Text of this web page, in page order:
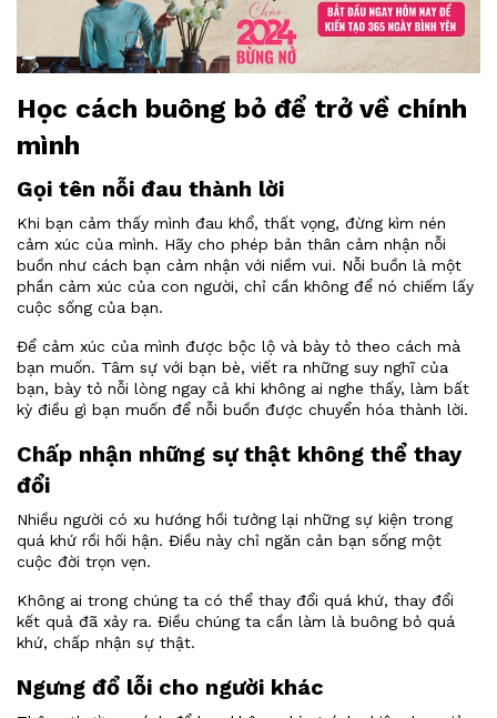
Học cách buông bỏ để trở về chính
mình
Gọi tên nỗi đau thành lời
Khi bạn cảm thấy mình đau khổ, thất vọng, đừng kìm nén
cảm xúc của mình. Hãy cho phép bản thân cảm nhận nỗi
buồn như cách bạn cảm nhận với niềm vui. Nỗi buồn là một
phần cảm xúc của con người, chỉ cần không để nó chiếm lấy
cuộc sống của bạn.
Để cảm xúc của mình được bộc lộ và bày tỏ theo cách mà
bạn muốn. Tâm sự với bạn bè, viết ra những suy nghĩ của
bạn, bày tỏ nỗi lòng ngay cả khi không ai nghe thấy, làm bất
kỳ điều gì bạn muốn để nỗi buồn được chuyển hóa thành lời.
Chấp nhận những sự thật không thể thay
đổi
Nhiều người có xu hướng hồi tưởng lại những sự kiện trong
quá khứ rồi hối hận. Điều này chỉ ngăn cản bạn sống một
cuộc đời trọn vẹn.
Không ai trong chúng ta có thể thay đổi quá khứ, thay đổi
kết quả đã xảy ra. Điều chúng ta cần làm là buông bỏ quá
khứ, chấp nhận sự thật.
Ngưng đổ lỗi cho người khác